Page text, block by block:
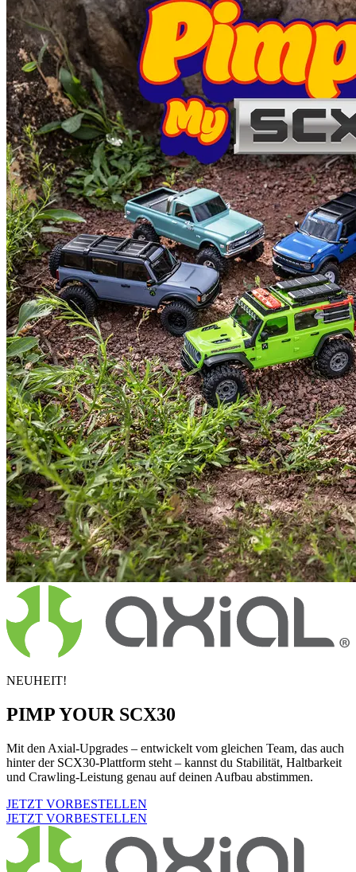
NEUHEIT!
PIMP YOUR SCX30
Mit den Axial-Upgrades – entwickelt vom gleichen Team, das auch
hinter der SCX30-Plattform steht – kannst du Stabilität, Haltbarkeit
und Crawling-Leistung genau auf deinen Aufbau abstimmen.
JETZT VORBESTELLEN
JETZT VORBESTELLEN